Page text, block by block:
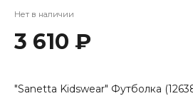
Нет в наличии
3 610 ₽
"Sanetta Kidswear" Футболка